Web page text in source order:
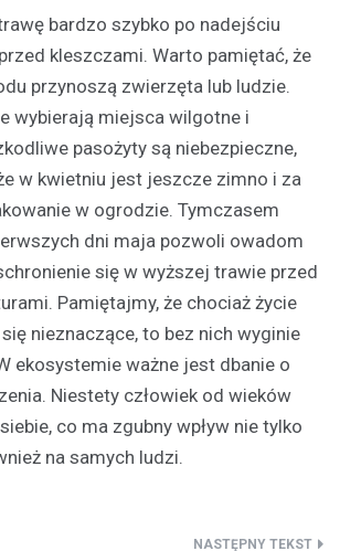
bardzo szybko po nadejściu
kleszczami. Warto pamiętać, że
przynoszą zwierzęta lub ludzie.
wybierają miejsca wilgotne i
pasożyty są niebezpieczne,
w kwietniu jest jeszcze zimno i za
w ogrodzie. Tymczasem
dni maja pozwoli owadom
się w wyższej trawie przed
Pamiętajmy, że chociaż życie
nieznaczące, to bez nich wyginie
ekosystemie ważne jest dbanie o
Niestety człowiek od wieków
co ma zgubny wpływ nie tylko
na samych ludzi.